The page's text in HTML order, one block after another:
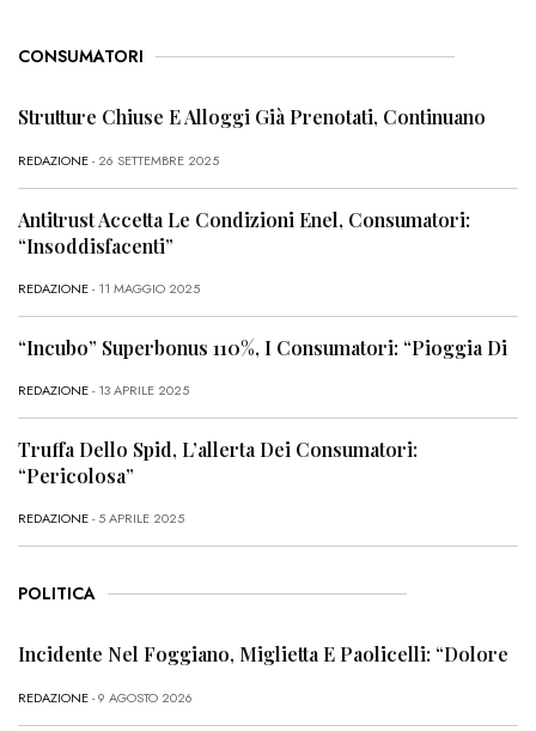
CONSUMATORI
Strutture Chiuse E Alloggi Già Prenotati, Continuano
REDAZIONE- 26 SETTEMBRE 2025
Antitrust Accetta Le Condizioni Enel, Consumatori:
“Insoddisfacenti”
REDAZIONE- 11 MAGGIO 2025
“Incubo” Superbonus 110%, I Consumatori: “Pioggia Di
REDAZIONE- 13 APRILE 2025
Truffa Dello Spid, L’allerta Dei Consumatori:
“Pericolosa”
REDAZIONE- 5 APRILE 2025
POLITICA
Incidente Nel Foggiano, Miglietta E Paolicelli: “Dolore
REDAZIONE- 9 AGOSTO 2026